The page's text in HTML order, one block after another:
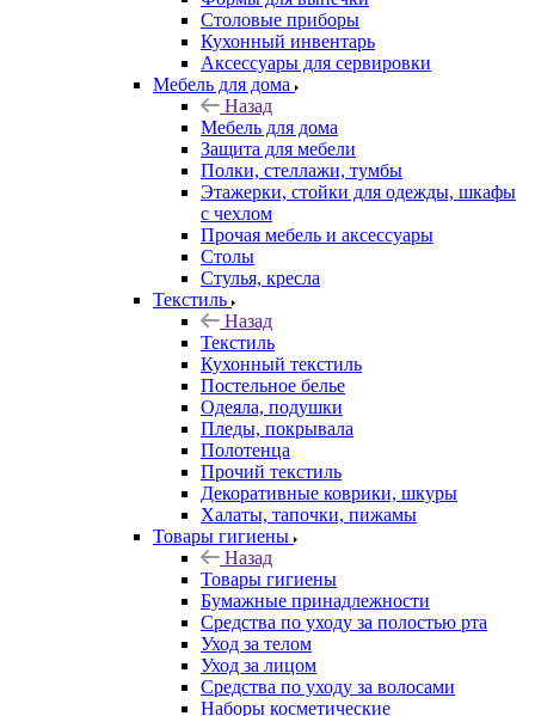
Столовые приборы
Кухонный инвентарь
Аксессуары для сервировки
Мебель для дома
Назад
Мебель для дома
Защита для мебели
Полки, стеллажи, тумбы
Этажерки, стойки для одежды, шкафы
с чехлом
Прочая мебель и аксессуары
Столы
Стулья, кресла
Текстиль
Назад
Текстиль
Кухонный текстиль
Постельное белье
Одеяла, подушки
Пледы, покрывала
Полотенца
Прочий текстиль
Декоративные коврики, шкуры
Халаты, тапочки, пижамы
Товары гигиены
Назад
Товары гигиены
Бумажные принадлежности
Средства по уходу за полостью рта
Уход за телом
Уход за лицом
Средства по уходу за волосами
Наборы косметические